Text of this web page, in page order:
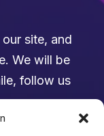
site, and
We will be
follow us